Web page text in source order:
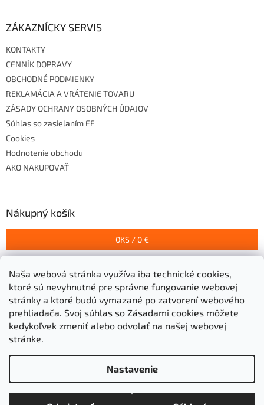
Naša webová stránka využíva iba technické cookies,
ktoré sú nevyhnutné pre správne fungovanie webovej
stránky a ktoré budú vymazané po zatvorení webového
prehliadača. Svoj súhlas so Zásadami cookies môžete
kedykoľvek zmeniť alebo odvolať na našej webovej
stránke.
Nastavenie
ZÁKAZNÍCKY SERVIS
KONTAKTY
CENNÍK DOPRAVY
OBCHODNÉ PODMIENKY
REKLAMÁCIA A VRÁTENIE TOVARU
ZÁSADY OCHRANY OSOBNÝCH ÚDAJOV
Súhlas so zasielaním EF
Cookies
Hodnotenie obchodu
AKO NAKUPOVAŤ
Nákupný košík
0KS / 0 €
Prijímame online platby
Stavebniny Grigeľ s.r.o.